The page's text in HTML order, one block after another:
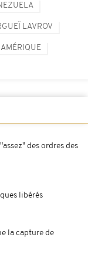
LAVROV
des ordres des
libérés
la capture de